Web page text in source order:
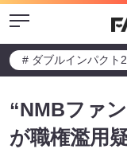
Menu
# ダブルインパクト
“NMBファ
が職権濫用